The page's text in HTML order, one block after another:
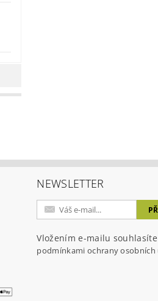
NEWSLETTER
Vložením e-mailu souhlasíte
podmínkami ochrany osobních